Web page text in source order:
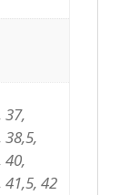
37,
38,5,
40,
41,5, 42